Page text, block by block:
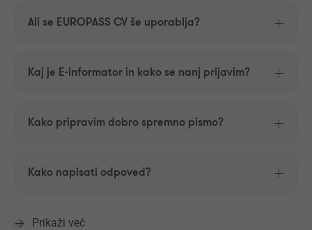
Ali se EUROPASS CV še uporablja?
Kaj je E-informator in kako se nanj prijavim?
Kako pripravim dobro spremno pismo?
Kako napisati odpoved?
Prikaži več